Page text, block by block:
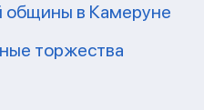
общины в Камеруне
торжества